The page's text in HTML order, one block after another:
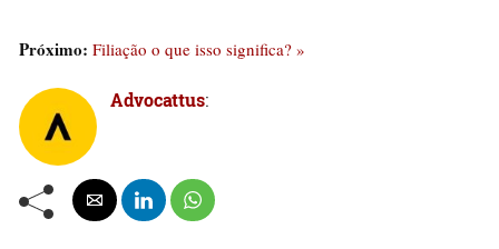
Próximo: Filiação o que isso significa? »
Advocattus: